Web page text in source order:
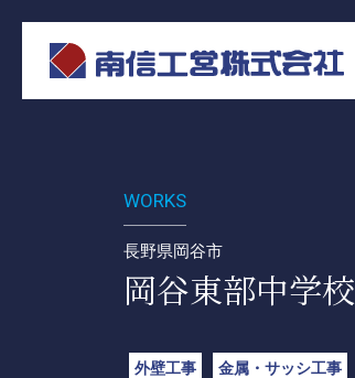
WORKS
長野県岡谷市
岡谷東部中学校
外壁工事 金属・サッシ工事